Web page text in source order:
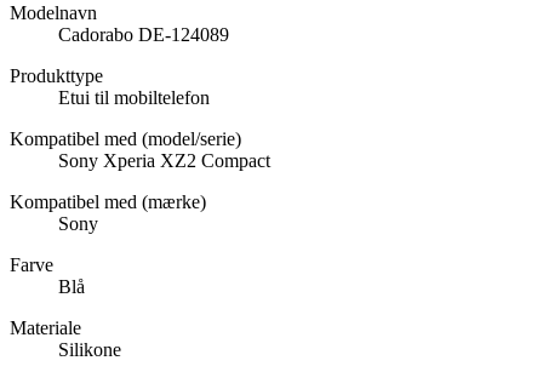
Modelnavn
Cadorabo DE-124089
Produkttype
Etui til mobiltelefon
Kompatibel med (model/serie)
Sony Xperia XZ2 Compact
Kompatibel med (mærke)
Sony
Farve
Blå
Materiale
Silikone